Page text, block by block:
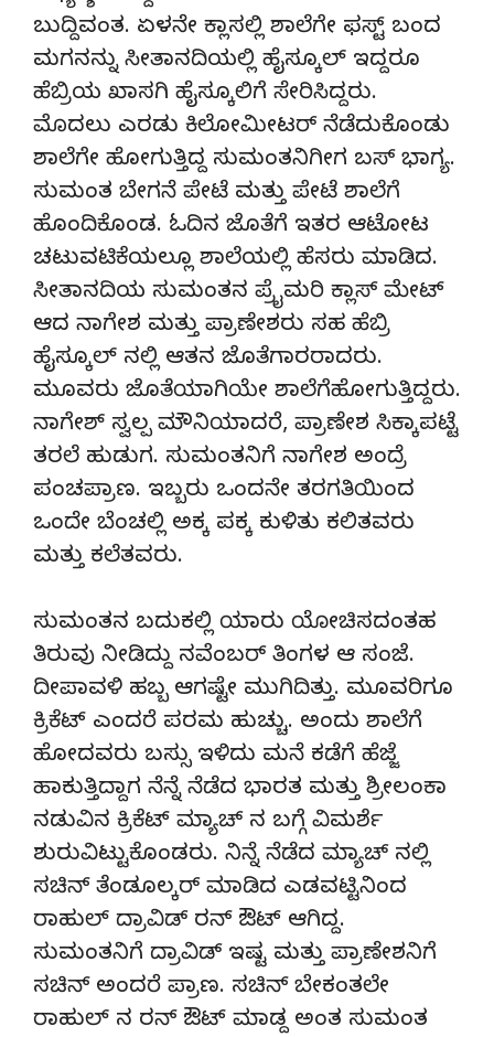
ಬುದ್ದಿವಂತ. ಏಳನೇ ಕ್ಲಾಸಲ್ಲಿ ಶಾಲೆಗೇ ಫಸ್ಟ್ ಬಂದ
ಮಗನನ್ನು ಸೀತಾನದಿಯಲ್ಲಿ ಹೈಸ್ಕೂಲ್ ಇದ್ದರೂ
ಹೆಬ್ರಿಯ ಖಾಸಗಿ ಹೈಸ್ಕೂಲಿಗೆ ಸೇರಿಸಿದ್ದರು.
ಮೊದಲು ಎರಡು ಕಿಲೋಮೀಟರ್ ನೆಡೆದುಕೊಂಡು
ಶಾಲೆಗೇ ಹೋಗುತ್ತಿದ್ದ ಸುಮಂತನಿಗೀಗ ಬಸ್ ಭಾಗ್ಯ.
ಸುಮಂತ ಬೇಗನೆ ಪೇಟೆ ಮತ್ತು ಪೇಟೆ ಶಾಲೆಗೆ
ಹೊಂದಿಕೊಂಡ. ಓದಿನ ಜೊತೆಗೆ ಇತರ ಆಟೋಟ
ಚಟುವಟಿಕೆಯಲ್ಲೂ ಶಾಲೆಯಲ್ಲಿ ಹೆಸರು ಮಾಡಿದ.
ಸೀತಾನದಿಯ ಸುಮಂತನ ಪ್ರೈಮರಿ ಕ್ಲಾಸ್ ಮೇಟ್
ಆದ ನಾಗೇಶ ಮತ್ತು ಪ್ರಾಣೇಶರು ಸಹ ಹೆಬ್ರಿ
ಹೈಸ್ಕೂಲ್ ನಲ್ಲಿ ಆತನ ಜೊತೆಗಾರರಾದರು.
ಮೂವರು ಜೊತೆಯಾಗಿಯೇ ಶಾಲೆಗೆಹೋಗುತ್ತಿದ್ದರು.
ನಾಗೇಶ್ ಸ್ವಲ್ಪ ಮೌನಿಯಾದರೆ, ಪ್ರಾಣೇಶ ಸಿಕ್ಕಾಪಟ್ಟೆ
ತರಲೆ ಹುಡುಗ. ಸುಮಂತನಿಗೆ ನಾಗೇಶ ಅಂದ್ರೆ
ಪಂಚಪ್ರಾಣ. ಇಬ್ಬರು ಒಂದನೇ ತರಗತಿಯಿಂದ
ಒಂದೇ ಬೆಂಚಲ್ಲಿ ಅಕ್ಕ ಪಕ್ಕ ಕುಳಿತು ಕಲಿತವರು
ಮತ್ತು ಕಲೆತವರು.
ಸುಮಂತನ ಬದುಕಲ್ಲಿ ಯಾರು ಯೋಚಿಸದಂತಹ
ತಿರುವು ನೀಡಿದ್ದು ನವೆಂಬರ್ ತಿಂಗಳ ಆ ಸಂಜೆ.
ದೀಪಾವಳಿ ಹಬ್ಬ ಆಗಷ್ಟೇ ಮುಗಿದಿತ್ತು. ಮೂವರಿಗೂ
ಕ್ರಿಕೆಟ್ ಎಂದರೆ ಪರಮ ಹುಚ್ಚು. ಅಂದು ಶಾಲೆಗೆ
ಹೋದವರು ಬಸ್ಸು ಇಳಿದು ಮನೆ ಕಡೆಗೆ ಹೆಜ್ಜೆ
ಹಾಕುತ್ತಿದ್ದಾಗ ನೆನ್ನೆ ನೆಡೆದ ಭಾರತ ಮತ್ತು ಶ್ರೀಲಂಕಾ
ನಡುವಿನ ಕ್ರಿಕೆಟ್ ಮ್ಯಾಚ್ ನ ಬಗ್ಗೆ ವಿಮರ್ಶೆ
ಶುರುವಿಟ್ಟುಕೊಂಡರು. ನಿನ್ನೆ ನೆಡೆದ ಮ್ಯಾಚ್ ನಲ್ಲಿ
ಸಚಿನ್ ತೆಂಡೂಲ್ಕರ್ ಮಾಡಿದ ಎಡವಟ್ಟಿನಿಂದ
ರಾಹುಲ್ ದ್ರಾವಿಡ್ ರನ್ ಔಟ್ ಆಗಿದ್ದ.
ಸುಮಂತನಿಗೆ ದ್ರಾವಿಡ್ ಇಷ್ಟ ಮತ್ತು ಪ್ರಾಣೇಶನಿಗೆ
ಸಚಿನ್ ಅಂದರೆ ಪ್ರಾಣ. ಸಚಿನ್ ಬೇಕಂತಲೇ
ರಾಹುಲ್ ನ ರನ್ ಔಟ್ ಮಾಡ್ದ ಅಂತ ಸುಮಂತ